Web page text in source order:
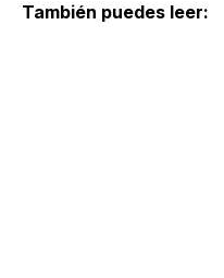
También puedes leer: